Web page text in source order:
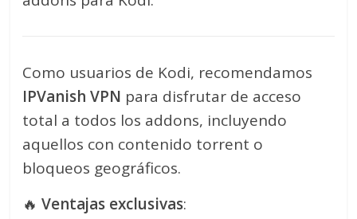
Como usuarios de Kodi, recomendamos
IPVanish VPN para disfrutar de acceso
total a todos los addons, incluyendo
aquellos con contenido torrent o
bloqueos geográficos.
🔥Ventajas exclusivas: